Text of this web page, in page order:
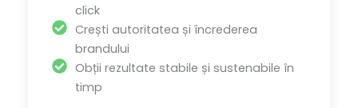
click
Crești autoritatea și încrederea
brandului
Obții rezultate stabile și sustenabile în
timp